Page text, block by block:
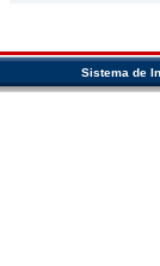
Sistema de